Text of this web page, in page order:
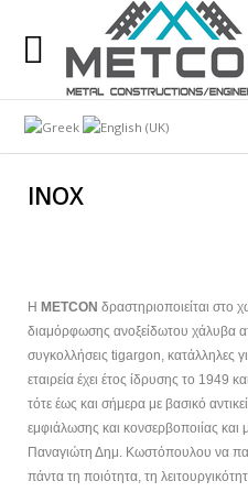
μας η ικανοποίηση των πελατών μας.
Κατασκευές
Πελατολόγιο
Εταιρικά Νέα
Αναζήτηση
INOX
H METCON δραστηριοποιείται στο
διαμόρφωσης ανοξείδωτου χάλυβα
συγκολλήσεις tigargon, κατάλληλες
εταιρεία έχει έτος ίδρυσης το 1949
τότε έως και σήμερα με βασικό
εμφιάλωσης και κονσερβοποιίας
Παναγιώτη Δημ. Κωστόπουλου να
πάντα τη ποιότητα, τη